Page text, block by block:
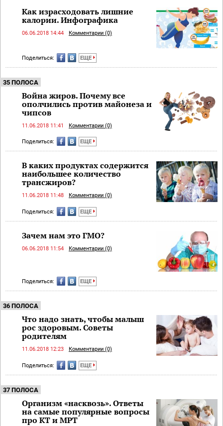
Как израсходовать лишние
калории. Инфографика
06.06.2018 14:44 Комментарии (0)
Поделиться: ЕЩЕ
35 ПОЛОСА
Война жиров. Почему все
ополчились против майонеза и
чипсов
11.06.2018 11:41 Комментарии (0)
Поделиться: ЕЩЕ
В каких продуктах содержится
наибольшее количество
трансжиров?
11.06.2018 11:48 Комментарии (0)
Поделиться: ЕЩЕ
Зачем нам это ГМО?
06.06.2018 11:54 Комментарии (0)
Поделиться: ЕЩЕ
36 ПОЛОСА
Что надо знать, чтобы малыш
рос здоровым. Советы
родителям
11.06.2018 12:23 Комментарии (0)
Поделиться: ЕЩЕ
37 ПОЛОСА
Организм «насквозь». Ответы
на самые популярные вопросы
про КТ и МРТ